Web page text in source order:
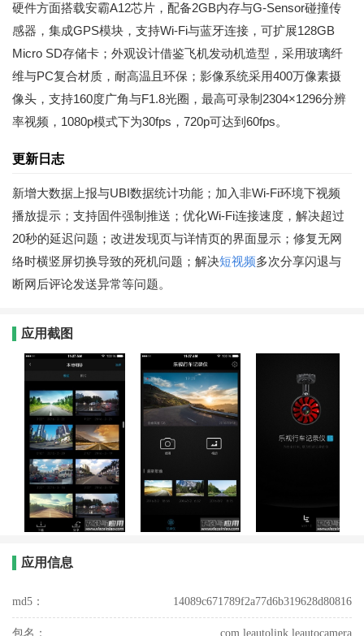
硬件方面搭载安霸A12芯片，配备2GB内存与G-Sensor碰撞传
感器，集成GPS模块，支持Wi-Fi与蓝牙连接，可扩展128GB
Micro SD存储卡；外观设计借鉴飞机发动机造型，采用玻璃纤
维与PC复合材质，耐高温且环保；影像系统采用400万像素摄
像头，支持160度广角与F1.8光圈，最高可录制2304×1296分辨
率视频，1080p模式下为30fps，720p可达到60fps。
更新日志
新增大数据上报与UBI数据统计功能；加入非Wi-Fi环境下视频
播放提示；支持固件强制推送；优化Wi-Fi连接速度，解决超过
20秒的延迟问题；改进发现页与详情页的界面显示；修复无网
络时横竖屏切换导致的死机问题；解决短视频多次分享闪退与
断网后评论发送异常等问题。
应用截图
应用信息
md5： 14089c671789f2a77d6b319628d80816
包名： com.leautolink.leautocamera